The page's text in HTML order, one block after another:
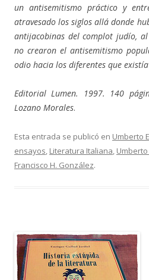
un antisemitismo práctico y
atravesado los siglos allá donde
antijacobinas del complot judío,
no crearon el antisemitismo
odio hacia los diferentes que existía
Editorial Lumen. 1997. 140
Lozano Morales.
Esta entrada se publicó en Umberto
ensayos, Literatura Italiana, Umberto
Francisco H. González.